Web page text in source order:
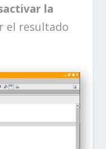
la
el resultado